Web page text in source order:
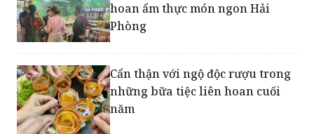
hoan ẩm thực món ngon Hải
Phòng
Cẩn thận với ngộ độc rượu trong
những bữa tiệc liên hoan cuối
năm